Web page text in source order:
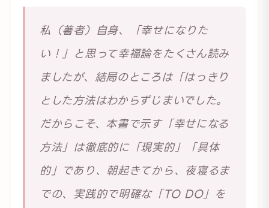
私（著者）自身、「幸せになりた
い！」と思って幸福論をたくさん読み
ましたが、結局のところは「はっきり
とした方法はわからずじまいでした。
だからこそ、本書で示す「幸せになる
方法」は徹底的に「現実的」「具体
的」であり、朝起きてから、夜寝るま
での、実践的で明確な「TO DO」を